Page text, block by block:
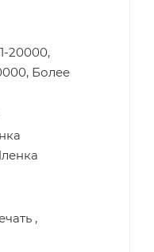
20000,
Более
,